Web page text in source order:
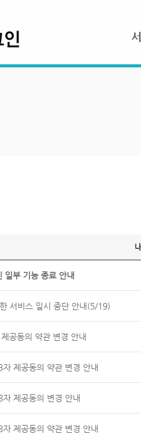
일부 기능 종료 안내
서비스 일시 중단 안내(5/19)
공동의 약관 변경 안내
제3자 제공동의 약관 변경 안내
제공동의 변경 안내
제3자 제공동의 약관 변경 안내